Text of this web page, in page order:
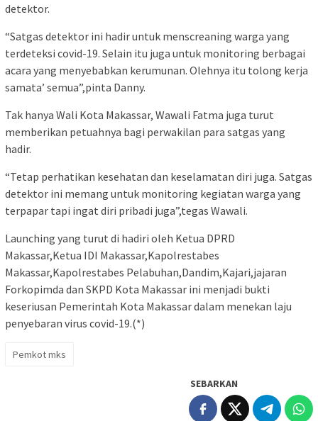
detektor.
“Satgas detektor ini hadir untuk menscreaning warga yang
terdeteksi covid-19. Selain itu juga untuk monitoring berbagai
acara yang menyebabkan kerumunan. Olehnya itu tolong kerja
samata’ semua”,pinta Danny.
Tak hanya Wali Kota Makassar, Wawali Fatma juga turut
memberikan petuahnya bagi perwakilan para satgas yang
hadir.
“Tetap perhatikan kesehatan dan keselamatan diri juga. Satgas
detektor ini memang untuk monitoring kegiatan warga yang
terpapar tapi ingat diri pribadi juga”,tegas Wawali.
Launching yang turut di hadiri oleh Ketua DPRD
Makassar,Ketua IDI Makassar,Kapolrestabes
Makassar,Kapolrestabes Pelabuhan,Dandim,Kajari,jajaran
Forkopimda dan SKPD Kota Makassar ini menjadi bukti
keseriusan Pemerintah Kota Makassar dalam menekan laju
penyebaran virus covid-19.(*)
Pemkot mks
SEBARKAN